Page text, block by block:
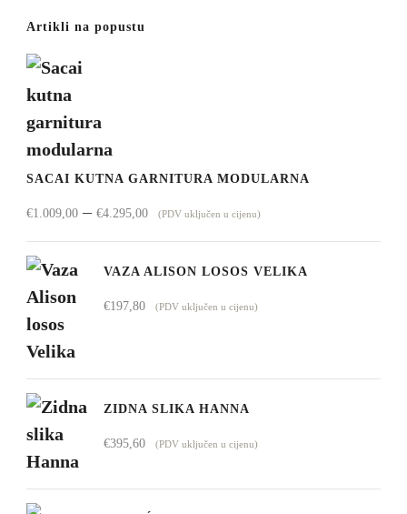
Artikli na popustu
SACAI KUTNA GARNITURA MODULARNA
€1.009,00 – €4.295,00Raspon
cijena:
od
(PDV uključen u cijenu)
VAZA ALISON LOSOS VELIKA
€197,80 (PDV uključen u cijenu)
ZIDNA SLIKA HANNA
€395,60 (PDV uključen u cijenu)